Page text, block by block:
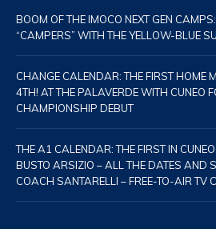
BOOM OF THE IMOCO NEXT GEN
“CAMPERS” WITH THE YELLOW-BLUE
CHANGE CALENDAR: THE FIRST HOME
4TH! AT THE PALAVERDE WITH CUNEO
CHAMPIONSHIP DEBUT
THE A1 CALENDAR: THE FIRST IN
BUSTO ARSIZIO – ALL THE DATES AND
COACH SANTARELLI – FREE-TO-AIR TV